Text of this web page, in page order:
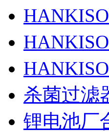
杀菌过滤
锂电池厂